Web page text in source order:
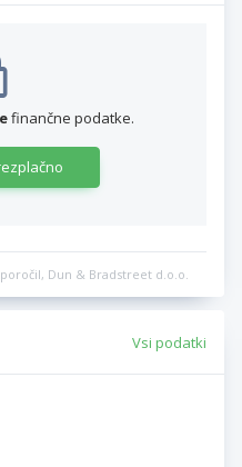
finančne podatke.
Dun & Bradstreet d.o.o.
Vsi podatki